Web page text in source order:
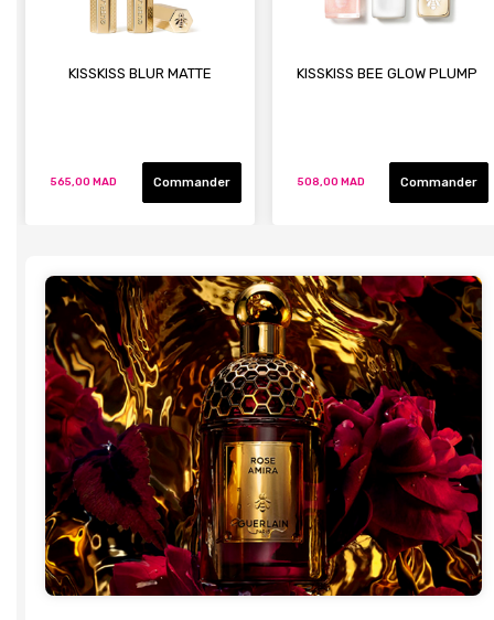
KISSKISS BLUR MATTE
565,00 MAD Commander
KISSKISS BEE GLOW PLUMP
508,00 MAD Commander